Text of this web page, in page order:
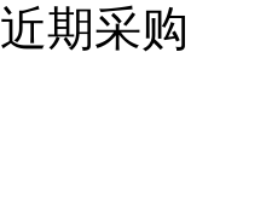
近期采购